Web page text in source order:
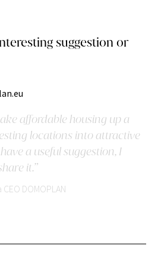
suggestion or
affordable housing up a
locations into attractive
a useful suggestion, I
it.”
DOMOPLAN